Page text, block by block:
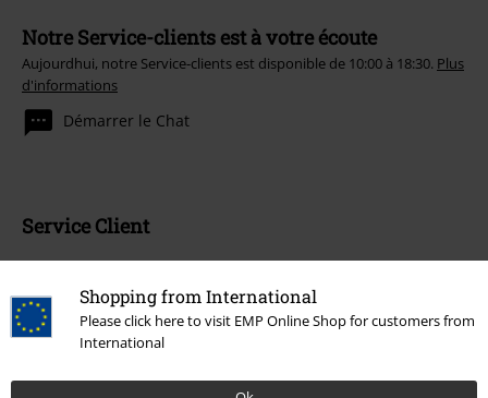
Shopping from International
Please click here to visit EMP Online Shop for customers from
International
Notre Service-clients est à votre écoute
Aujourdhui, notre Service-clients est disponible de 10:00 à 18:30. Plus
d'informations
Démarrer le Chat
Service Client
Politique de Retour